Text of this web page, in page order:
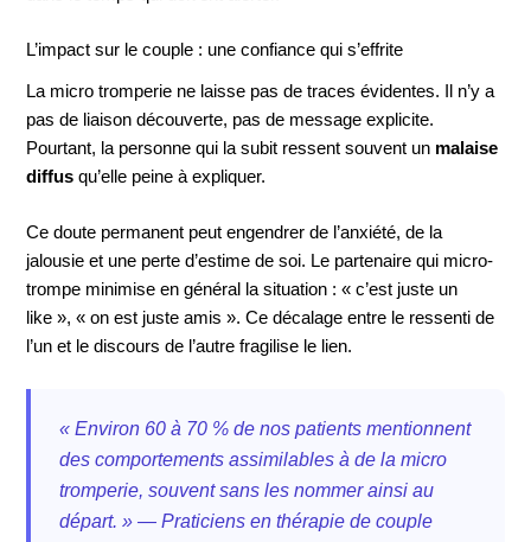
L’impact sur le couple : une confiance qui s’effrite
La micro tromperie ne laisse pas de traces évidentes. Il n’y a
pas de liaison découverte, pas de message explicite.
Pourtant, la personne qui la subit ressent souvent un malaise
diffus qu’elle peine à expliquer.
Ce doute permanent peut engendrer de l’anxiété, de la
jalousie et une perte d’estime de soi. Le partenaire qui micro-
trompe minimise en général la situation : « c’est juste un
like », « on est juste amis ». Ce décalage entre le ressenti de
l’un et le discours de l’autre fragilise le lien.
« Environ 60 à 70 % de nos patients mentionnent
des comportements assimilables à de la micro
tromperie, souvent sans les nommer ainsi au
départ. » — Praticiens en thérapie de couple